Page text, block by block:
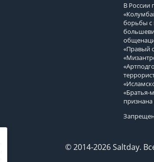
В России
борьбы с
«Правый
«Братья-
© 2014-2026 Saltday.